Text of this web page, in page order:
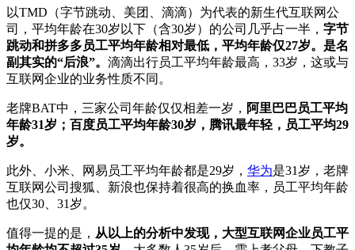
以TMD（字节跳动、美团、滴滴）为代表的新生代互联网公
司，平均年龄在30岁以下（含30岁）的公司几乎占一半， 字节
跳动和拼多多员工平均年龄相对最低，平均年龄仅27岁。是名
副其实的“后浪”。 滴滴出行员工平均年龄最高，33岁，这或与
互联网企业的业务性质不同。
老牌BAT中，三家公司年龄仅仅相差一岁， 阿里巴巴员工平均
年龄31岁；百度员工平均年龄30岁，腾讯最年轻，员工平均29
岁。
此外、小米、网易员工平均年龄都是29岁， 华为是31岁，老牌
互联网公司搜狐、新浪也保持着很高的换血率，员工平均年龄
也仅30、31岁。
值得一提的是， 从以上的分析中发现，大型互联网企业员工平